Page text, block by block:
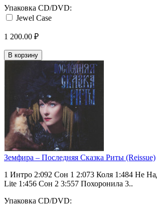
Упаковка CD/DVD:
Jewel Case
1 200.00 ₽
В корзину
Земфира ‎– Последняя Сказка Риты (Reissue)
1 Интро 2:092 Сон 1 2:073 Коля 1:484 Не
Lite 1:456 Сон 2 3:557 Похоронила 3..
Упаковка CD/DVD: